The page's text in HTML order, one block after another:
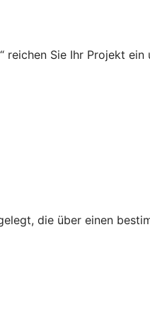
Sie Ihr Projekt
die über einen